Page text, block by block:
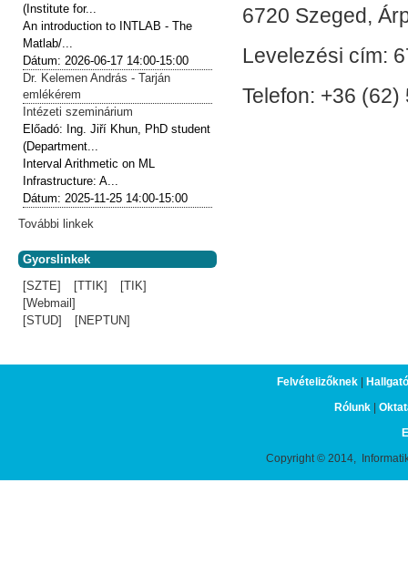
6720 Szeged,
Levelezési cím:
Telefon: +36
(Institute for...
An introduction to INTLAB - The
Matlab/...
Dátum: 2026-06-17 14:00-15:00
Dr. Kelemen András - Tarján
emlékérem
Intézeti szeminárium
Előadó: Ing. Jiří Khun, PhD student
(Department...
Interval Arithmetic on ML
Infrastructure: A...
Dátum: 2025-11-25 14:00-15:00
További linkek
Gyorslinkek
[SZTE]
[TTIK]
[TIK]
[Webmail]
[STUD]
[NEPTUN]
Felvételizőknek|
Rólunk|
Copyright © 2014,